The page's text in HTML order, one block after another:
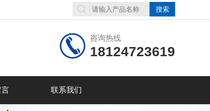
咨询热线
18124723619
言 联系我们